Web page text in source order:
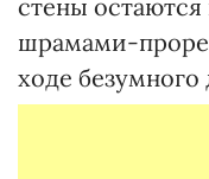
стены
шрамами-
ходе безумного